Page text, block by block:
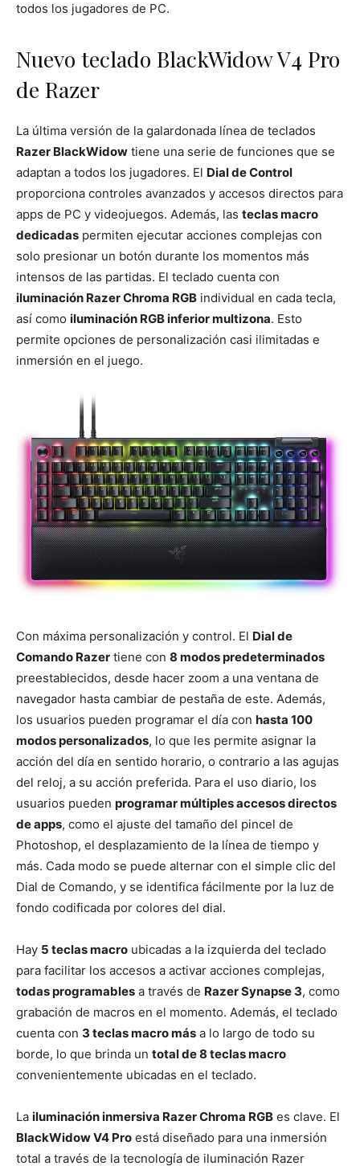
todos los jugadores de PC.
Nuevo teclado BlackWidow V4 Pro
de Razer
La última versión de la galardonada línea de teclados
Razer BlackWidow tiene una serie de funciones que se
adaptan a todos los jugadores. El Dial de Control
proporciona controles avanzados y accesos directos para
apps de PC y videojuegos. Además, las teclas macro
dedicadas permiten ejecutar acciones complejas con
solo presionar un botón durante los momentos más
intensos de las partidas. El teclado cuenta con
iluminación Razer Chroma RGB individual en cada tecla,
así como iluminación RGB inferior multizona. Esto
permite opciones de personalización casi ilimitadas e
inmersión en el juego.
Con máxima personalización y control. El Dial de
Comando Razer tiene con 8 modos predeterminados
preestablecidos, desde hacer zoom a una ventana de
navegador hasta cambiar de pestaña de este. Además,
los usuarios pueden programar el día con hasta 100
modos personalizados, lo que les permite asignar la
acción del día en sentido horario, o contrario a las agujas
del reloj, a su acción preferida. Para el uso diario, los
usuarios pueden programar múltiples accesos directos
de apps, como el ajuste del tamaño del pincel de
Photoshop, el desplazamiento de la línea de tiempo y
más. Cada modo se puede alternar con el simple clic del
Dial de Comando, y se identifica fácilmente por la luz de
fondo codificada por colores del dial.
Hay 5 teclas macro ubicadas a la izquierda del teclado
para facilitar los accesos a activar acciones complejas,
todas programables a través de Razer Synapse 3, como
grabación de macros en el momento. Además, el teclado
cuenta con 3 teclas macro más a lo largo de todo su
borde, lo que brinda un total de 8 teclas macro
convenientemente ubicadas en el teclado.
La iluminación inmersiva Razer Chroma RGB es clave. El
BlackWidow V4 Pro está diseñado para una inmersión
total a través de la tecnología de iluminación Razer